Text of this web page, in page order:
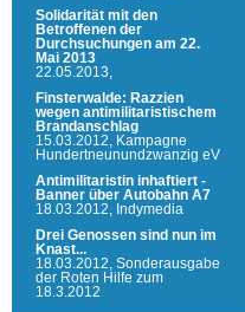
Solidarität mit den
Betroffenen der
Durchsuchungen am 22.
Mai 2013
22.05.2013,
Finsterwalde: Razzien
wegen antimilitaristischem
Brandanschlag
15.03.2012,
Kampagne
Hundertneunundzwanzig eV
Antimilitaristin inhaftiert -
Banner über Autobahn A7
18.03.2012,
Indymedia
Drei Genossen sind nun im
Knast...
18.03.2012, Sonderausgabe
der Roten Hilfe zum
18.3.2012